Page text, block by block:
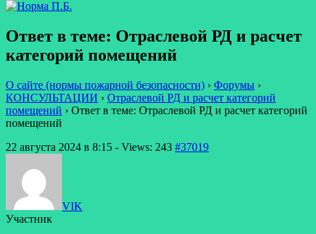
Ответ в теме: Отраслевой РД и расчет
категорий помещений
О сайте (нормы пожарной безопасности) › Форумы ›
КОНСУЛЬТАЦИИ › Отраслевой РД и расчет категорий
помещений › Ответ в теме: Отраслевой РД и расчет категорий
помещений
22 августа 2024 в 8:15 - Views: 243 #37019
VIK
Участник